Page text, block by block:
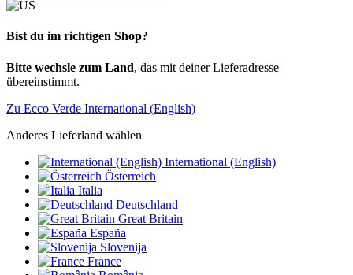
Bist du im richtigen Shop?
Bitte wechsle zum Land, das mit deiner Lieferadresse
übereinstimmt.
Zu Ecco Verde International (English)
Anderes Lieferland wählen
International (English)
Österreich
Italia
Deutschland
Great Britain
España
Slovenija
France